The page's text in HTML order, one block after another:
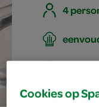
4
Cookies op